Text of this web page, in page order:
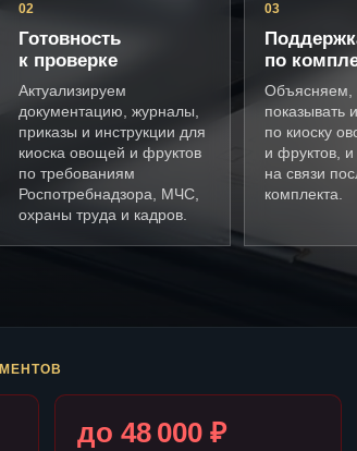
02
Готовность
к проверке
Актуализируем
документацию, журналы,
приказы и инструкции для
киоска овощей и фруктов
по требованиям
Роспотребнадзора, МЧС,
охраны труда и кадров.
03
по
Объясняем,
показывать
по киоску
и фруктов,
на связи
комплекта.
до 48 000 ₽